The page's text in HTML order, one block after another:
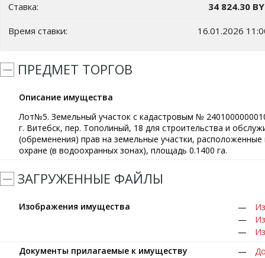
Ставка: 34 824.30
Время ставки: 16.01.2026
ПРЕДМЕТ ТОРГОВ
Описание имущества
Лот№5. Земельный участок с кадастровым №
г. Витебск, пер. Тополиный, 18 для строительства и
(обременения) прав на земельные участки,
охране (в водоохранных зонах), площадь 0.1400 га.
ЗАГРУЖЕННЫЕ ФАЙЛЫ
Изображения имущества
Документы прилагаемые к имуществу